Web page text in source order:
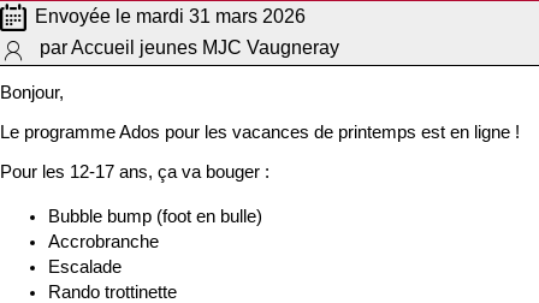
Envoyée le mardi 31 mars 2026
par Accueil jeunes MJC Vaugneray
Bonjour,
Le programme Ados pour les vacances de printemps est en ligne !
Pour les 12-17 ans, ça va bouger :
Bubble bump (foot en bulle)
Accrobranche
Escalade
Rando trottinette